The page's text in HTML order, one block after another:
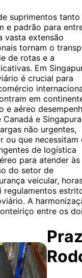
suprimentos tanto
e padrão para
vasta extensão
tornam o
de rotas e a
Em
é crucial para
em
aéreo
e
não urgentes,
ou que necessitam
de logística
para atender às
do setor de
veicular,
regulamentos
A
entre os